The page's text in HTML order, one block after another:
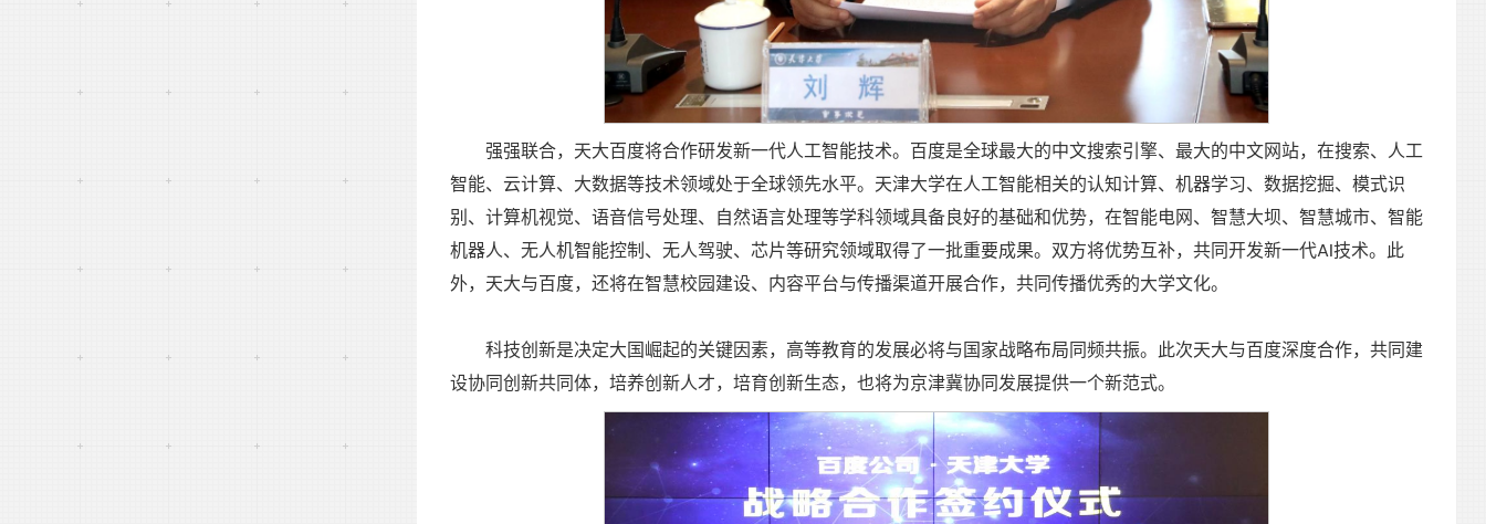
强强联合，天大百度将合作研发新一代人工智能技术。百度是全球最大的中文搜索引擎、最大的中文网站，在搜索、人工
智能、云计算、大数据等技术领域处于全球领先水平。天津大学在人工智能相关的认知计算、机器学习、数据挖掘、模式识
别、计算机视觉、语音信号处理、自然语言处理等学科领域具备良好的基础和优势，在智能电网、智慧大坝、智慧城市、智能
机器人、无人机智能控制、无人驾驶、芯片等研究领域取得了一批重要成果。双方将优势互补，共同开发新一代AI技术。此
外，天大与百度，还将在智慧校园建设、内容平台与传播渠道开展合作，共同传播优秀的大学文化。
科技创新是决定大国崛起的关键因素，高等教育的发展必将与国家战略布局同频共振。此次天大与百度深度合作，共同建
设协同创新共同体，培养创新人才，培育创新生态，也将为京津冀协同发展提供一个新范式。